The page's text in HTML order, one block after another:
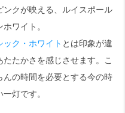
検索
クが映える、ルイスポール
ワイト。
ック・ホワイト とは印象が違
たかさを感じさせます。こ
の時間を必要とする今の時
灯です。